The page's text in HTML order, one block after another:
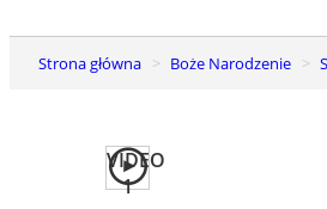
Strona główna Boże Narodzenie
VIDEO
1